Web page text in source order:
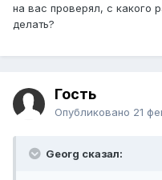
на вас проверял, с какого
делать?
Гость
Опубликовано 21
Georg сказал: